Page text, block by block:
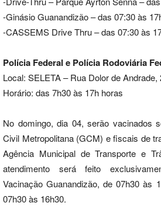
-Ginásio Guanandizão – das 07:30 às
-CASSEMS Drive Thru – das 07:30 às
Polícia Federal e Polícia Rodoviária
Local: SELETA – Rua Dolor de Andrade,
Horário: das 7h30 às 17h horas
No domingo, dia 04, serão vacinados
Civil Metropolitana (GCM) e fiscais de
Agência Municipal de Transporte e
atendimento será feito
Vacinação Guanandizão, de 07h30 às
07h30 às 16h30.